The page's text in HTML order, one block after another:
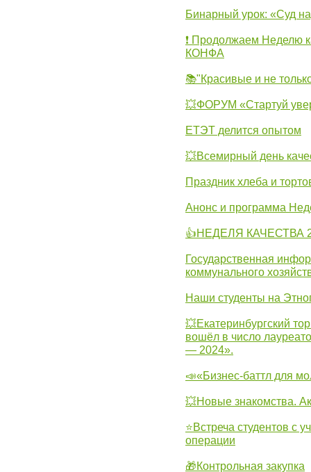
Бинарный урок: «Суд
❗ Продолжаем Неделю
КОНФА
📚"Красивые и не
💥ФОРУМ «Стартуй
ЕТЭТ делится опытом
💥Всемирный день
Праздник хлеба и
Анонс и программа
👍НЕДЕЛЯ КАЧЕСТВА
Государственная
коммунального
Наши студенты на
💥Екатеринбургский
вошёл в число
— 2024».
📣«Бизнес-баттл для
💥Новые знакомства.
⭐Встреча студентов с
операции
🎁Контрольная закупка